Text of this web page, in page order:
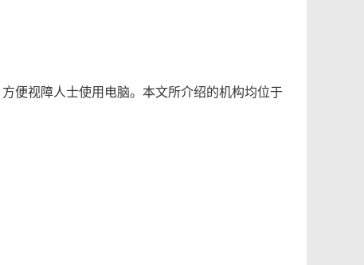
便视障人士使用电脑。本文所介绍的机构均位于